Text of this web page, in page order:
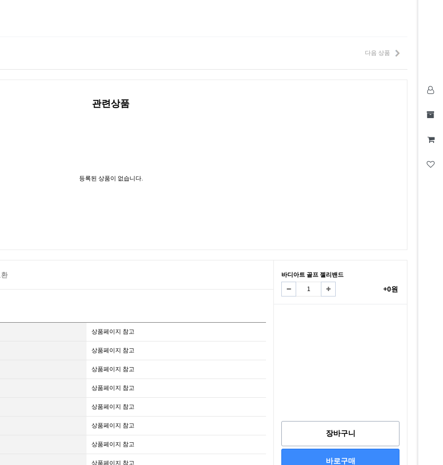
다음 상품
관련상품
등록된 상품이 없습니다.
상품페이지 참고
상품페이지 참고
상품페이지 참고
상품페이지 참고
상품페이지 참고
상품페이지 참고
상품페이지 참고
상품페이지 참고
바디아트 골프 젤리밴드
+0원
장바구니
바로구매